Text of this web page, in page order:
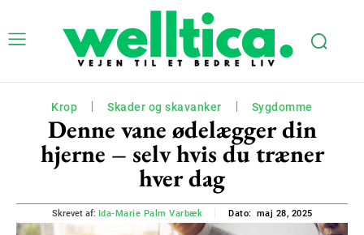
Krop Skader og skavanker Sygdomme
Denne vane ødelægger din
hjerne – selv hvis du træner
hver dag
Skrevet af: Ida-Marie Palm Varbæk Dato: maj 28, 2025